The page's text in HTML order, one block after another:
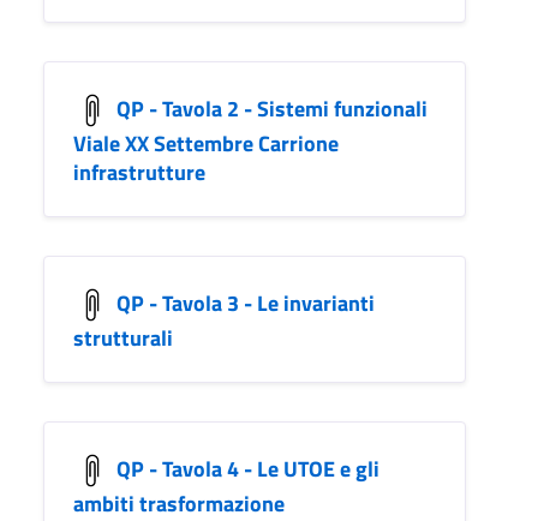
QP - Tavola 2 - Sistemi funzionali
Viale XX Settembre Carrione
infrastrutture
QP - Tavola 3 - Le invarianti
strutturali
QP - Tavola 4 - Le UTOE e gli
ambiti trasformazione